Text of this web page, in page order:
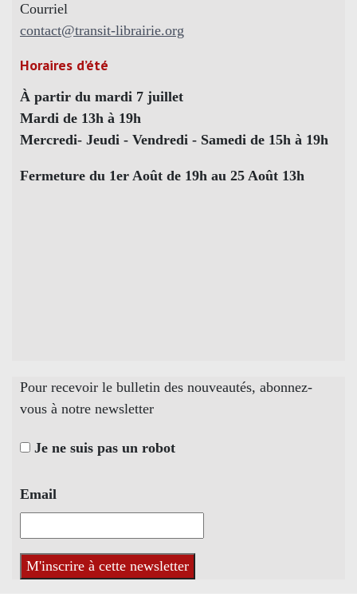
Courriel
contact@transit-librairie.org
Horaires d’été
À partir du mardi 7 juillet
Mardi de 13h à 19h
Mercredi- Jeudi - Vendredi - Samedi de 15h à 19h
Fermeture du 1er Août de 19h au 25 Août 13h
Pour recevoir le bulletin des nouveautés, abonnez-
vous à notre newsletter
Je ne suis pas un robot
Email